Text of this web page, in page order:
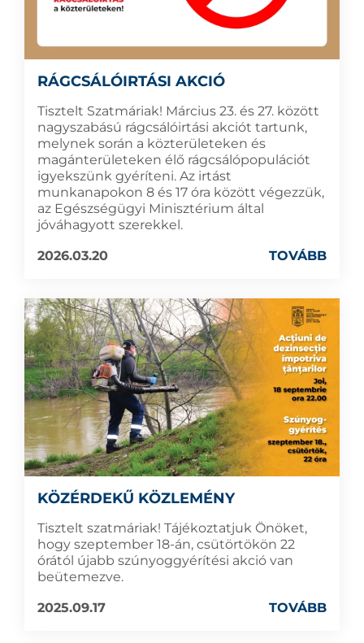
RÁGCSÁLÓIRTÁSI AKCIÓ
Tisztelt Szatmáriak! Március 23. és 27. között
nagyszabású rágcsálóirtási akciót tartunk,
melynek során a közterületeken és
magánterületeken élő rágcsálópopulációt
igyekszünk gyéríteni. Az irtást
munkanapokon 8 és 17 óra között végezzük,
az Egészségügyi Minisztérium által
jóváhagyott szerekkel.
2026.03.20
TOVÁBB
KÖZÉRDEKŰ KÖZLEMÉNY
Tisztelt szatmáriak! Tájékoztatjuk Önöket,
hogy szeptember 18-án, csütörtökön 22
órától újabb szúnyoggyérítési akció van
beütemezve.
2025.09.17
TOVÁBB